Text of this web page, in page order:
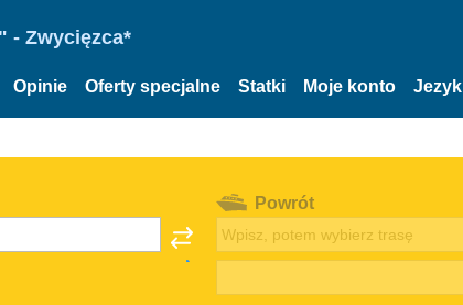
- Zwycięzca*
Opinie Oferty specjalne Statki Moje konto Jezyk
Powrót